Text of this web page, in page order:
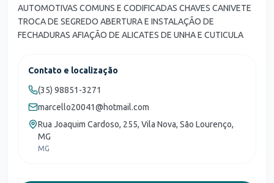
AUTOMOTIVAS COMUNS E CODIFICADAS CHAVES CANIVETE
TROCA DE SEGREDO ABERTURA E INSTALAÇÃO DE
FECHADURAS AFIAÇÃO DE ALICATES DE UNHA E CUTICULA
Contato e localização
(35) 98851-3271
marcello20041@hotmail.com
Rua Joaquim Cardoso, 255, Vila Nova, São Lourenço,
MG
MG